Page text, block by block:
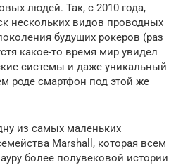
людей. Так, с 2010 года,
нескольких видов проводных
будущих рокеров (раз
какое-то время мир увидел
системы и даже уникальный
роде смартфон под этой же
из самых маленьких
Marshall, которая всем
более полувековой истории